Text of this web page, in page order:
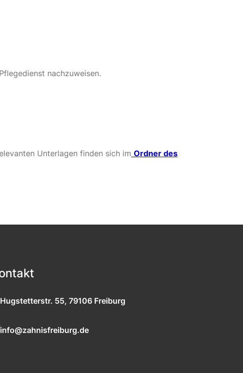
nachzuweisen.
Unterlagen finden sich im Ordner des
Hugstetterstr. 55, 79106 Freiburg
info@zahnisfreiburg.de